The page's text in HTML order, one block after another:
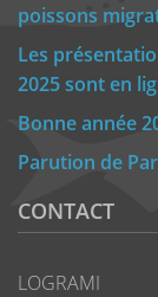
poissons
Les
2025 sont en
Bonne année
Parution de
CONTACT
LOGRAMI